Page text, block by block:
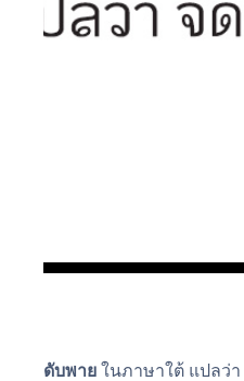
ดับพาย ในภาษาใต้ แปลว่า